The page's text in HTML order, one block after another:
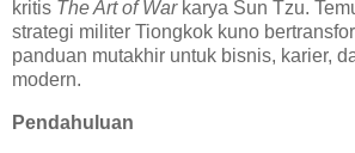
kritis The Art of Warkarya Sun Tzu.
strategi militer Tiongkok kuno
panduan mutakhir untuk bisnis, karier,
modern.
Pendahuluan